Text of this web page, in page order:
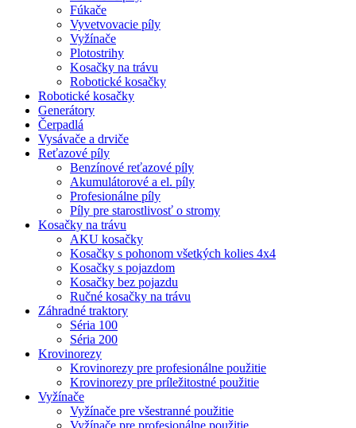
Fúkače
Vyvetvovacie píly
Vyžínače
Plotostrihy
Kosačky na trávu
Robotické kosačky
Robotické kosačky
Generátory
Čerpadlá
Vysávače a drviče
Reťazové píly
Benzínové reťazové píly
Akumulátorové a el. píly
Profesionálne píly
Píly pre starostlivosť o stromy
Kosačky na trávu
AKU kosačky
Kosačky s pohonom všetkých kolies 4x4
Kosačky s pojazdom
Kosačky bez pojazdu
Ručné kosačky na trávu
Záhradné traktory
Séria 100
Séria 200
Krovinorezy
Krovinorezy pre profesionálne použitie
Krovinorezy pre príležitostné použitie
Vyžínače
Vyžínače pre všestranné použitie
Vyžínače pre profesionálne použitie